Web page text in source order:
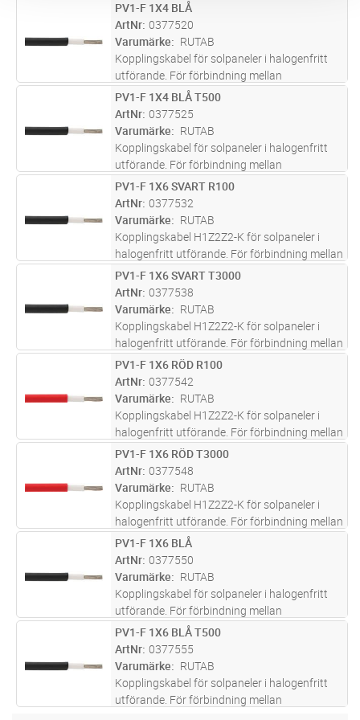
solcellspaneler och frekvensomriktare med
kopplingslådor. Kablarna är godkända av TÜV.
M Lägg i kundvagn
PV1-F 1X4 BLÅ
ArtNr 0377520
Varumärke
RUTAB
Kopplingskabel för solpaneler i halogenfritt
utförande. För förbindning mellan
solcellspaneler och frekvensomriktare med
kopplingslådor. Kablarna är godkända av TÜV.
M Lägg i kundvagn
PV1-F 1X4 BLÅ T500
ArtNr 0377525
Varumärke
RUTAB
Kopplingskabel för solpaneler i halogenfritt
utförande. För förbindning mellan
solcellspaneler och frekvensomriktare med
kopplingslådor. Kablarna är godkända av TÜV.
M Lägg i kundvagn
PV1-F 1X6 SVART R100
ArtNr 0377532
Varumärke
RUTAB
Kopplingskabel H1Z2Z2-K för solpaneler i
halogenfritt utförande. För förbindning mellan
solcellspaneler och frekvensomriktare med
kopplingslådor. Kablarna är godkända av TÜV.
M Lägg i kundvagn
PV1-F 1X6 SVART T3000
ArtNr 0377538
Varumärke
RUTAB
Kopplingskabel H1Z2Z2-K för solpaneler i
halogenfritt utförande. För förbindning mellan
solcellspaneler och frekvensomriktare med
kopplingslådor. Kablarna är godkända av TÜV.
M Lägg i kundvagn
PV1-F 1X6 RÖD R100
ArtNr 0377542
Varumärke
RUTAB
Kopplingskabel H1Z2Z2-K för solpaneler i
halogenfritt utförande. För förbindning mellan
solcellspaneler och frekvensomriktare med
kopplingslådor. Kablarna är godkända av TÜV.
M Lägg i kundvagn
PV1-F 1X6 RÖD T3000
ArtNr 0377548
Varumärke
RUTAB
Kopplingskabel H1Z2Z2-K för solpaneler i
halogenfritt utförande. För förbindning mellan
solcellspaneler och frekvensomriktare med
kopplingslådor. Kablarna är godkända av TÜV.
M Lägg i kundvagn
PV1-F 1X6 BLÅ
ArtNr 0377550
Varumärke
RUTAB
Kopplingskabel för solpaneler i halogenfritt
utförande. För förbindning mellan
solcellspaneler och frekvensomriktare med
kopplingslådor. Kablarna är godkända av TÜV.
M Lägg i kundvagn
PV1-F 1X6 BLÅ T500
ArtNr 0377555
Varumärke
RUTAB
Kopplingskabel för solpaneler i halogenfritt
utförande. För förbindning mellan